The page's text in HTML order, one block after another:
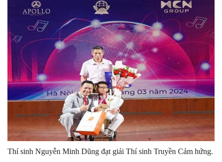
Thí sinh Nguyễn Minh Dũng đạt giải Thí sinh Truyền Cảm hứng.